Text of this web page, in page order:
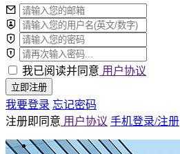
我已阅读并同意 用户协议
立即注册
我要登录 忘记密码
注册即同意 用户协议 手机登录/注册